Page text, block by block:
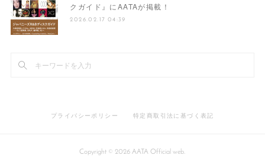
クガイド』にAATAが掲載！
2026.02.17 04:39
プライバシーポリシー 特定商取引法に基づく表記
Copyright © 2026 AATA Official web.